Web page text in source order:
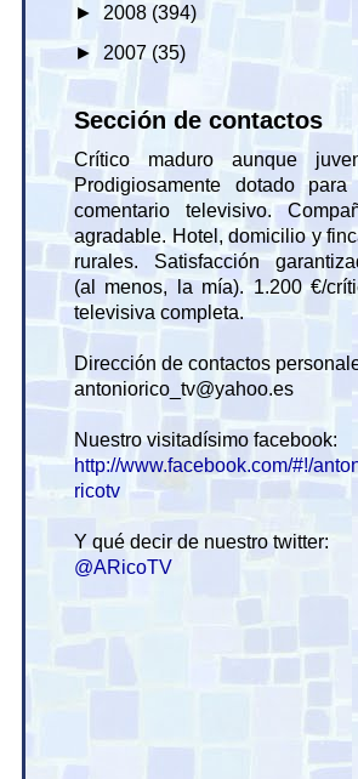
► 2008 (394)
► 2007 (35)
Sección de contactos
Crítico maduro aunque
Prodigiosamente dotado
comentario televisivo.
agradable. Hotel, domicilio y
rurales. Satisfacción
(al menos, la mía). 1.200 €/
televisiva completa.
Dirección de contactos
antoniorico_tv@yahoo.es
Nuestro visitadísimo facebook:
http://www.facebook.com/#!/
ricotv
Y qué decir de nuestro twitter:
@ARicoTV